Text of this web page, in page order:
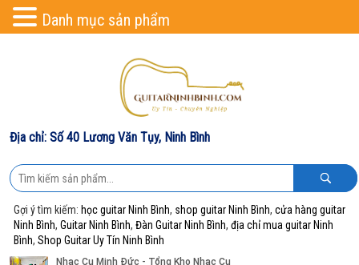
Địa chỉ: Số 40 Lương Văn Tụy, Ninh Bình
Gợi ý tìm kiếm: học guitar Ninh Bình, shop guitar Ninh Bình,cửa hàng guitar
Ninh Bình,Guitar Ninh Bình,Đàn Guitar Ninh Bình,địa chỉ mua guitar Ninh
Bình,Shop Guitar Uy Tín Ninh Bình
Danh mục sản phẩm